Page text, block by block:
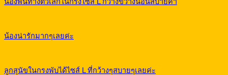
น้องน่ารักมากๆเลยค่ะ
ลูกสุนัขในกรงพับได้ไซส์ L ที่กว้างๆสบายๆเลยค่ะ